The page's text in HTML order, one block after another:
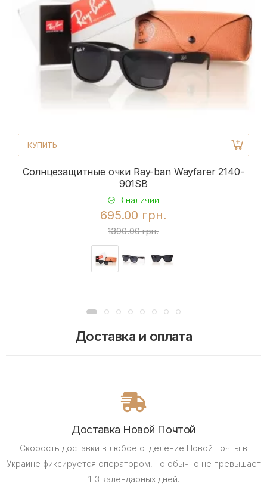
КУПИТЬ
Солнцезащитные очки Ray-ban Wayfarer 2140-
901SB
В наличии
695.00 грн.
1390.00 грн.
Доставка и оплата
Доставка Новой Почтой
Скорость доставки в любое отделение Новой почты в
Украине фиксируется оператором, но обычно не превышает
1-3 календарных дней.